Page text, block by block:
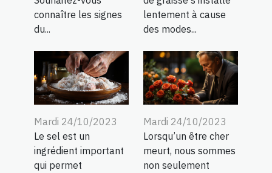
connaître les signes
du...
lentement à cause
des modes...
Mardi 24/10/2023
Le sel est un
ingrédient important
qui permet
Mardi 24/10/2023
Lorsqu’un être cher
meurt, nous sommes
non seulement